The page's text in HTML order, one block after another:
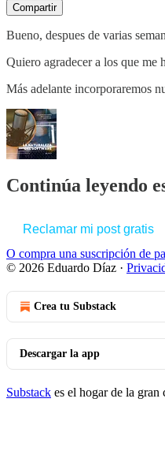
Compartir
Bueno, despues de varias
Quiero agradecer a los que me
Más adelante incorporaremos
Continúa leyendo
Reclamar mi post gratis
O compra una suscripción de
© 2026 Eduardo Díaz ·
Crea tu Substack
Descargar la app
Substack es el hogar de la gran